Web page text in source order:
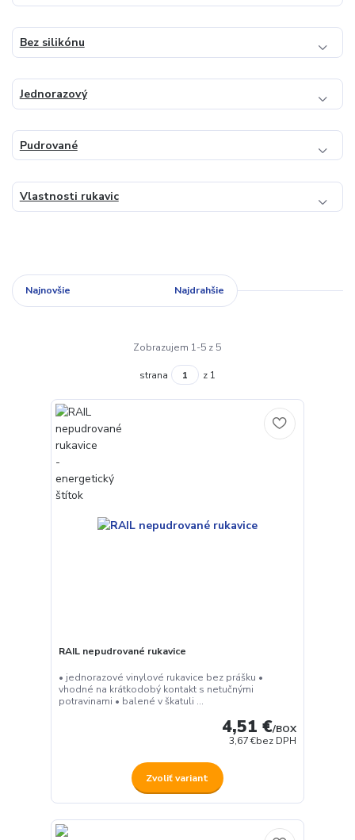
Bez silikónu
Jednorazový
Pudrované
Vlastnosti rukavic
Najnovšie Najdrahšie
Zobrazujem 1-5 z 5
strana z 1
RAIL nepudrované rukavice
• jednorazové vinylové rukavice bez prášku •
vhodné na krátkodobý kontakt s netučnými
potravinami • balené v škatuli ...
4,51 €/BOX
3,67 €bez DPH
Zvoliť variant